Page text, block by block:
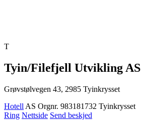
T
Tyin/Filefjell Utvikling AS
Grøvstølvegen 43, 2985 Tyinkrysset
Hotell AS Orgnr. 983181732 Tyinkrysset
Ring Nettside Send beskjed